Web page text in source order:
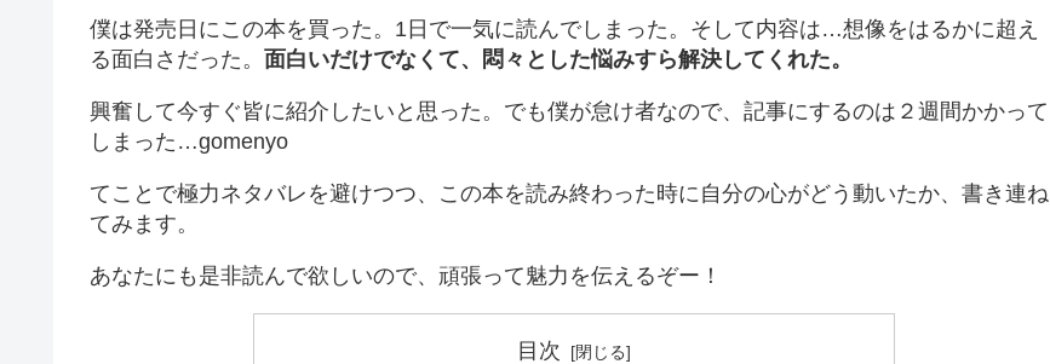
僕は発売日にこの本を買った。1日で一気に読んでしまった。そして内容は…想像をはるかに超え
る面白さだった。 面白いだけでなくて、悶々とした悩みすら解決してくれた。
興奮して今すぐ皆に紹介したいと思った。でも僕が怠け者なので、記事にするのは２週間かかって
しまった…gomenyo
てことで極力ネタバレを避けつつ、この本を読み終わった時に自分の心がどう動いたか、書き連ね
てみます。
あなたにも是非読んで欲しいので、頑張って魅力を伝えるぞー！
目次